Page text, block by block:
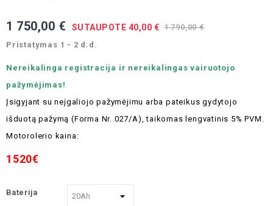
1 750,00 € SUTAUPOTE 40,00 € 1 790,00 €
Pristatymas 1 - 2 d.d.
Nereikalinga registracija ir nereikalingas vairuotojo
pažymėjimas!
Įsigyjant su neįgaliojo pažymėjimu arba pateikus gydytojo
išduotą pažymą (Forma Nr. 027/A), taikomas lengvatinis 5% PVM.
Motorolerio kaina:
1520€
Baterija